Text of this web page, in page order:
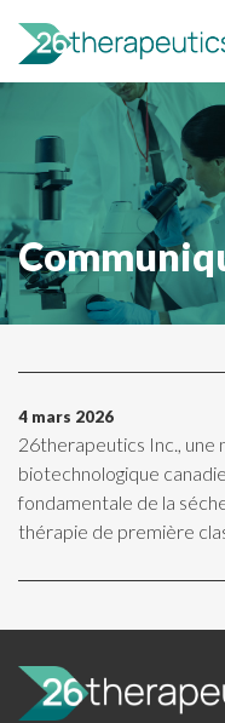
4 mars 2026
26therapeutics Inc., une
biotechnologique
fondamentale de la
thérapie de première